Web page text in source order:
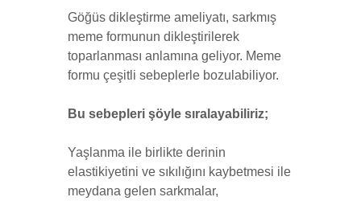
Göğüs dikleştirme ameliyatı, sarkmış
meme formunun dikleştirilerek
toparlanması anlamına geliyor. Meme
formu çeşitli sebeplerle bozulabiliyor.
Bu sebepleri şöyle sıralayabiliriz;
Yaşlanma ile birlikte derinin
elastikiyetini ve sıkılığını kaybetmesi ile
meydana gelen sarkmalar,